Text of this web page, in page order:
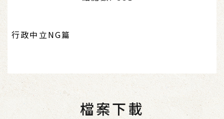
行政中立NG篇
檔案下載